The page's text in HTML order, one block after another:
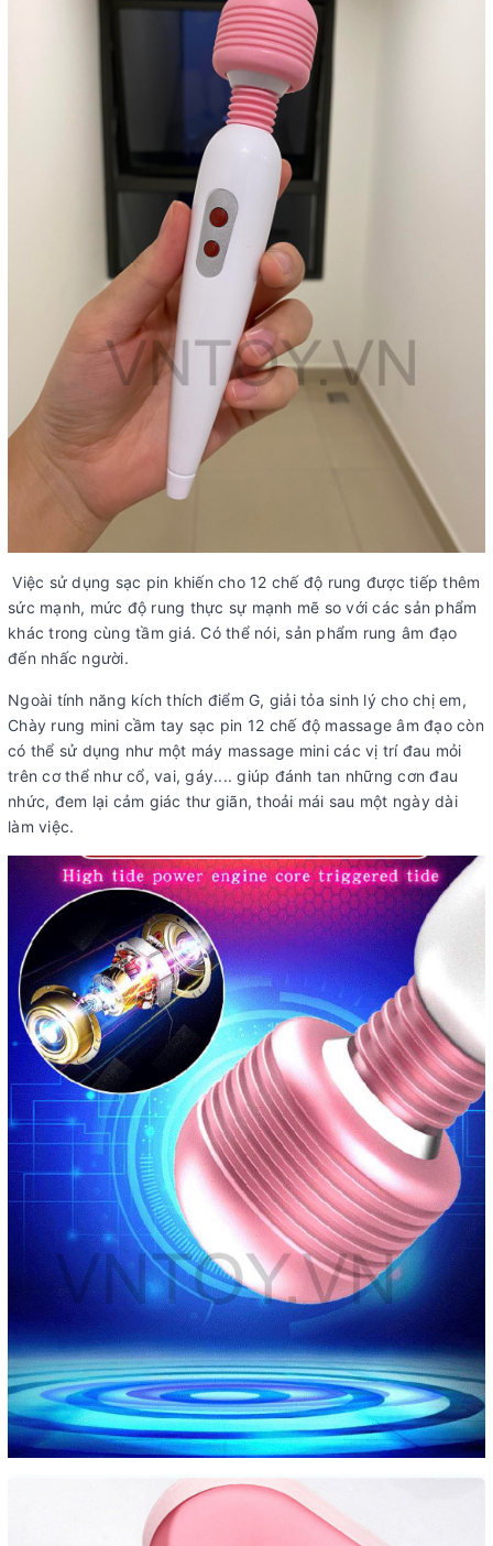
Việc sử dụng sạc pin khiến cho 12 chế độ rung được tiếp thêm
sức mạnh, mức độ rung thực sự mạnh mẽ so với các sản phẩm
khác trong cùng tầm giá. Có thể nói, sản phẩm rung âm đạo
đến nhấc người.
Ngoài tính năng kích thích điểm G, giải tỏa sinh lý cho chị em,
Chày rung mini cầm tay sạc pin 12 chế độ massage âm đạo còn
có thể sử dụng như một máy massage mini các vị trí đau mỏi
trên cơ thể như cổ, vai, gáy.... giúp đánh tan những cơn đau
nhức, đem lại cảm giác thư giãn, thoải mái sau một ngày dài
làm việc.